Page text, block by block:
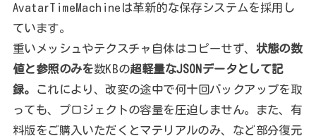
AvatarTimeMachineは革新的な保存システムを採用し
ています。
重いメッシュやテクスチャ自体はコピーせず、 状態の数
値と参照のみを数KBの超軽量なJSONデータとして記
録。
これにより、改変の途中で何十回バックアップを取
っても、プロジェクトの容量を圧迫しません。また、有
料版をご購入いただくとマテリアルのみ、など部分復元